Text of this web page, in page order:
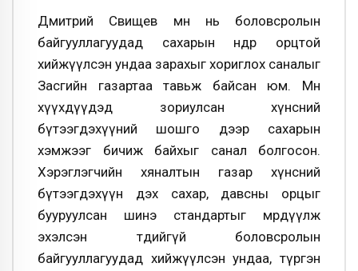
Дмитрий Свищев өмнө нь боловсролын
байгууллагуудад сахарын өндөр орцтой
хийжүүлсэн ундаа зарахыг хориглох саналыг
Засгийн газартаа тавьж байсан юм. Мөн
хүүхдүүдэд зориулсан хүнсний
бүтээгдэхүүний шошго дээр сахарын
хэмжээг бичиж байхыг санал болгосон.
Хэрэглэгчийн хяналтын газар хүнсний
бүтээгдэхүүн дэх сахар, давсны орцыг
бууруулсан шинэ стандартыг мөрдүүлж
эхэлсэн төдийгүй боловсролын
байгууллагуудад хийжүүлсэн ундаа, түргэн